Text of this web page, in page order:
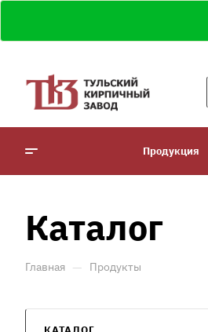
Продукция
Каталог
Главная — Продукты